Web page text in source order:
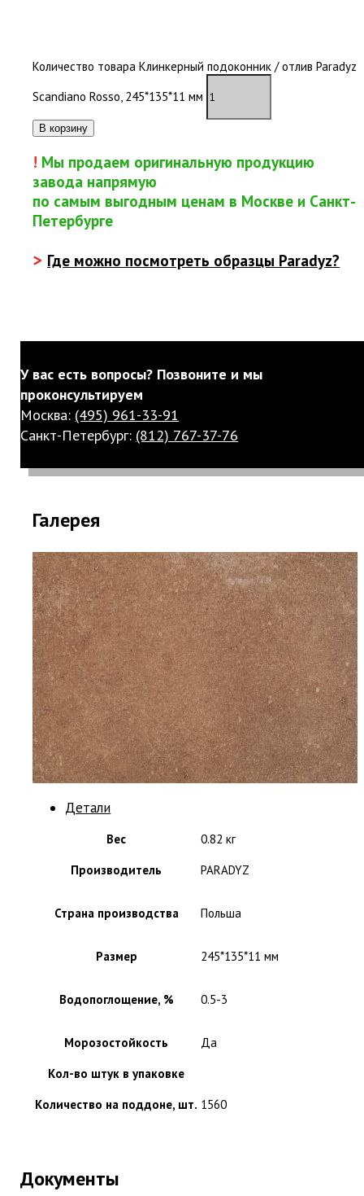
Количество товара Клинкерный подоконник / отлив Paradyz
Scandiano Rosso, 245*135*11 мм
В корзину
! Мы продаем оригинальную продукцию
завода напрямую
по самым выгодным ценам в Москве и Санкт-
Петербурге
> Где можно посмотреть образцы Paradyz?
У вас есть вопросы? Позвоните и мы
проконсультируем
Москва: (495) 961-33-91
Санкт-Петербург: (812) 767-37-76
Галерея
Детали
Вес
0.82 кг
Производитель
PARADYZ
Страна производства Польша
Размер 245*135*11 мм
Водопоглощение, % 0.5-3
Морозостойкость
Да
Кол-во штук в упаковке
Количество на поддоне, шт. 1560
Документы